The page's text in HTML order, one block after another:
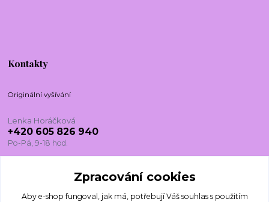
Kontakty
Originální vyšívání
Lenka Horáčková
+420 605 826 940
Po-Pá, 9-18 hod.
lenkadesign@centrum.cz
Zpracování cookies
Aby e-shop fungoval, jak má, potřebují Váš souhlass použitím